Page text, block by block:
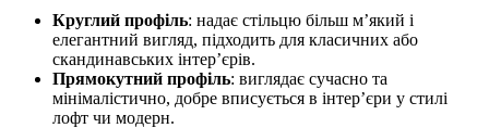
Круглий профіль: надає стільцю більш м’який і
елегантний вигляд, підходить для класичних або
скандинавських інтер’єрів.
Прямокутний профіль: виглядає сучасно та
мінімалістично, добре вписується в інтер’єри у стилі
лофт чи модерн.